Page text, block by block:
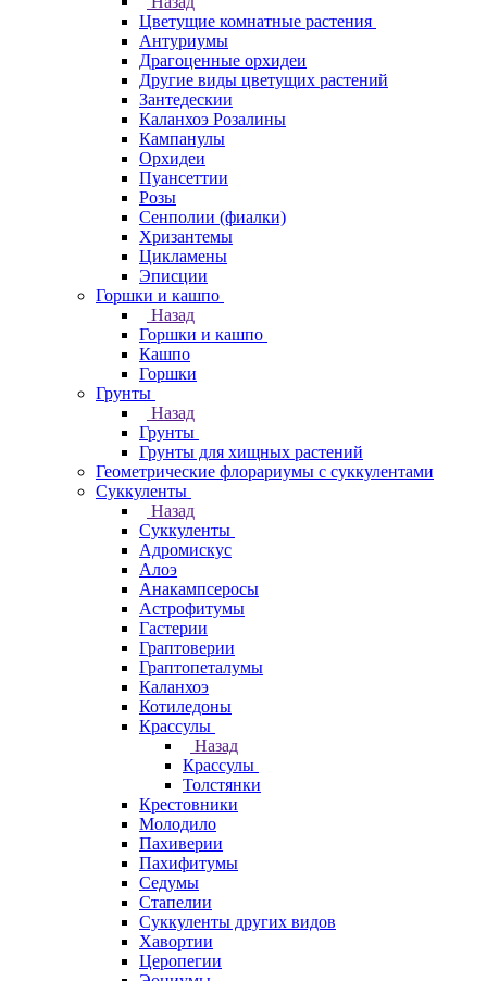
Цветущие комнатные растения
Антуриумы
Драгоценные орхидеи
Другие виды цветущих растений
Зантедескии
Каланхоэ Розалины
Кампанулы
Орхидеи
Пуансеттии
Розы
Сенполии (фиалки)
Хризантемы
Цикламены
Эписции
Горшки и кашпо
Назад
Горшки и кашпо
Кашпо
Горшки
Грунты
Назад
Грунты
Грунты для хищных растений
Геометрические флорариумы с суккулентами
Суккуленты
Назад
Суккуленты
Адромискус
Алоэ
Анакампсеросы
Астрофитумы
Гастерии
Граптоверии
Граптопеталумы
Каланхоэ
Котиледоны
Крассулы
Назад
Крассулы
Толстянки
Крестовники
Молодило
Пахиверии
Пахифитумы
Седумы
Стапелии
Суккуленты других видов
Хавортии
Церопегии